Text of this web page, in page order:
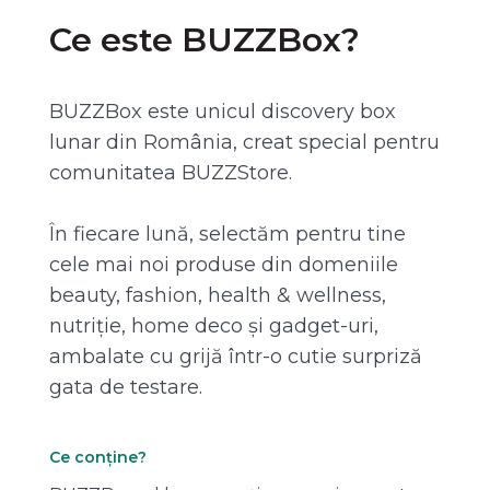
Ce este BUZZBox?
BUZZBox este unicul discovery box
lunar din România, creat special pentru
comunitatea BUZZStore.
În fiecare lună, selectăm pentru tine
cele mai noi produse din domeniile
beauty, fashion, health & wellness,
nutriție, home deco și gadget-uri,
ambalate cu grijă într-o cutie surpriză
gata de testare.
Ce conține?